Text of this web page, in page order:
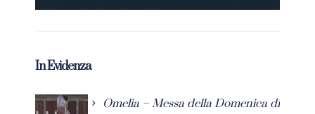
In Evidenza
Omelia – Messa della Domenica di